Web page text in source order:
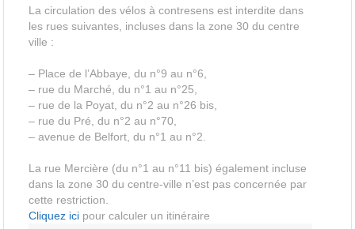
La circulation des vélos à contresens est interdite dans
les rues suivantes, incluses dans la zone 30 du centre
ville :
– Place de l’Abbaye, du n°9 au n°6,
– rue du Marché, du n°1 au n°25,
– rue de la Poyat, du n°2 au n°26 bis,
– rue du Pré, du n°2 au n°70,
– avenue de Belfort, du n°1 au n°2.
La rue Mercière (du n°1 au n°11 bis) également incluse
dans la zone 30 du centre-ville n’est pas concernée par
cette restriction.
Cliquez ici pour calculer un itinéraire